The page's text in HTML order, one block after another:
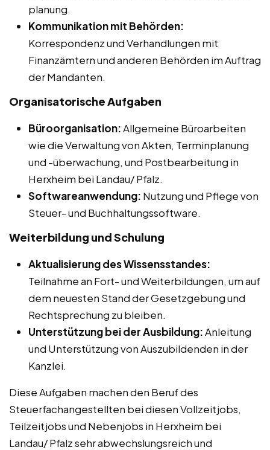
planung.
Kommunikation mit Behörden:
Korrespondenz und Verhandlungen mit
Finanzämtern und anderen Behörden im Auftrag
der Mandanten.
Organisatorische Aufgaben
Büroorganisation:Allgemeine Büroarbeiten
wie die Verwaltung von Akten, Terminplanung
und -überwachung, und Postbearbeitung in
Herxheim bei Landau/ Pfalz.
Softwareanwendung: Nutzung und Pflege von
Steuer- und Buchhaltungssoftware.
Weiterbildung und Schulung
Aktualisierung des Wissensstandes:
Teilnahme an Fort- und Weiterbildungen, um auf
dem neuesten Stand der Gesetzgebung und
Rechtsprechung zu bleiben.
Unterstützung bei der Ausbildung:Anleitung
und Unterstützung von Auszubildenden in der
Kanzlei.
Diese Aufgaben machen den Beruf des
Steuerfachangestellten bei diesen Vollzeitjobs,
Teilzeitjobs und Nebenjobs in Herxheim bei
Landau/ Pfalz sehr abwechslungsreich und